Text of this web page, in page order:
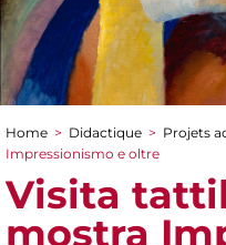
You are here
Home > Didactique > Projets
Impressionismo e oltre
Visita
mostra